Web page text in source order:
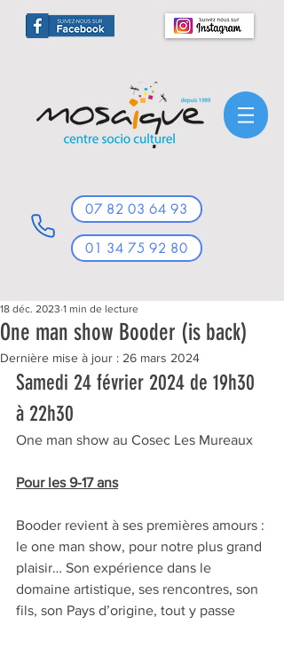
07 82 03 64 93
01 34 75 92 80
One man show Booder (is back)
18 déc. 2023 1 min de lecture
Dernière mise à jour : 26 mars 2024
Samedi 24 février 2024 de 19h30
à 22h30
One man show au Cosec Les Mureaux
Pour les 9-17 ans
Booder revient à ses premières amours :
le one man show, pour notre plus grand
plaisir… Son expérience dans le
domaine artistique, ses rencontres, son
fils, son Pays d’origine, tout y passe